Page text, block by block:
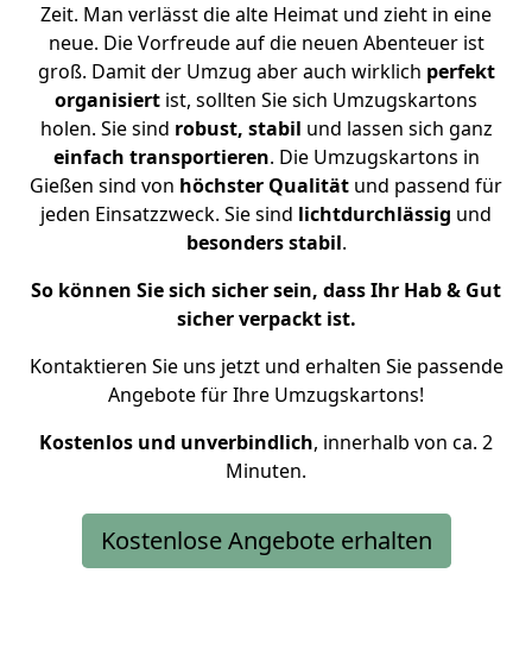
Zeit. Man verlässt die alte Heimat und zieht in eine
neue. Die Vorfreude auf die neuen Abenteuer ist
groß. Damit der Umzug aber auch wirklich perfekt
organisiert ist, sollten Sie sich Umzugskartons
holen. Sie sind robust, stabil und lassen sich ganz
einfach transportieren. Die Umzugskartons in
Gießen sind von höchster Qualität und passend für
jeden Einsatzzweck. Sie sind lichtdurchlässig und
besonders stabil.
So können Sie sich sicher sein, dass Ihr Hab & Gut
sicher verpackt ist.
Kontaktieren Sie uns jetzt und erhalten Sie passende
Angebote für Ihre Umzugskartons!
Kostenlos und unverbindlich, innerhalb von ca. 2
Minuten.
Kostenlose Angebote erhalten